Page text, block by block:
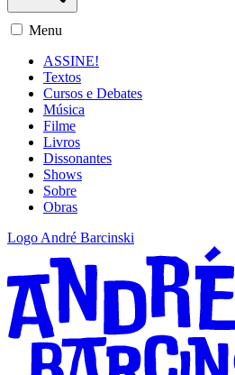
Menu
ASSINE!
Textos
Cursos e Debates
Música
Filme
Livros
Dissonantes
Shows
Sobre
Obras
Logo André Barcinski